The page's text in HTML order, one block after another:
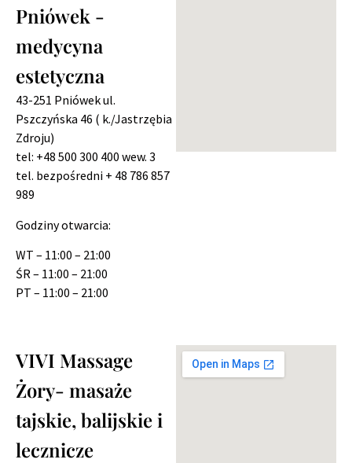
Pniówek -
medycyna
estetyczna
43-251 Pniówekul.
Pszczyńska 46 ( k./Jastrzębia
Zdroju)
tel: +48 500 300 400 wew. 3
tel. bezpośredni + 48 786 857
989
Godziny otwarcia:
WT – 11:00 – 21:00
ŚR – 11:00 – 21:00
PT – 11:00 – 21:00
VIVI Massage
Żory- masaże
tajskie, balijskie i
lecznicze